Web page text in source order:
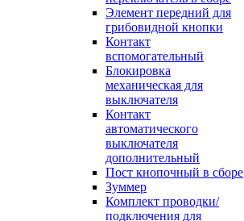
Элемент передний для
грибовидной кнопки
Контакт
вспомогательный
Блокировка
механическая для
выключателя
Контакт
автоматического
выключателя
дополнительный
Пост кнопочный в сборе
Зуммер
Комплект проводки/
подключения для